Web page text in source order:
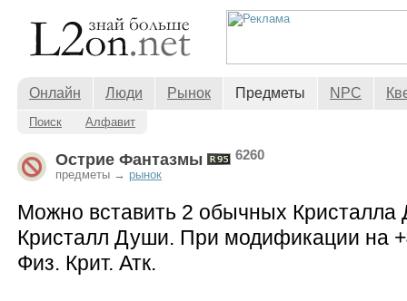
Онлайн Люди Рынок Предметы NPC
Поиск Алфавит
Острие Фантазмы 6260
предметы → рынок
Можно вставить 2 обычных
Кристалл Души. При модификации на
Физ. Крит. Атк.